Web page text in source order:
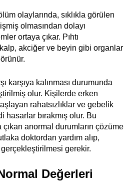
olaylarında, sıklıkla görülen
olmasından dolayı
ortaya çıkar. Pıhtı
akciğer ve beyin gibi organlar
karşıya kalınması durumunda
olur. Kişilerde erken
rahatsızlıklar ve gebelik
hasarlar bırakmış olur. Bu
anormal durumların çözüme
doktordan yardım alıp,
gerekir.
Değerleri